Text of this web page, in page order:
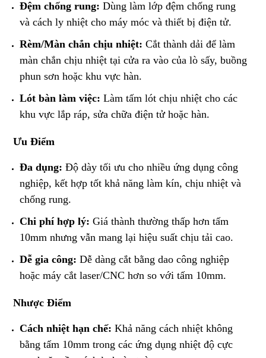
Đệm chống rung: Dùng làm lớp đệm chống rung
và cách ly nhiệt cho máy móc và thiết bị điện tử.
Rèm/Màn chắn chịu nhiệt: Cắt thành dải để làm
màn chắn chịu nhiệt tại cửa ra vào của lò sấy, buồng
phun sơn hoặc khu vực hàn.
Lót bàn làm việc: Làm tấm lót chịu nhiệt cho các
khu vực lắp ráp, sửa chữa điện tử hoặc hàn.
​Ưu Điểm
Đa dụng: Độ dày tối ưu cho nhiều ứng dụng công
nghiệp, kết hợp tốt khả năng làm kín, chịu nhiệt và
chống rung.
Chi phí hợp lý: Giá thành thường thấp hơn tấm
10mm nhưng vẫn mang lại hiệu suất chịu tải cao.
Dễ gia công: Dễ dàng cắt bằng dao công nghiệp
hoặc máy cắt laser/CNC hơn so với tấm 10mm.
​Nhược Điểm
Cách nhiệt hạn chế: Khả năng cách nhiệt không
bằng tấm 10mm trong các ứng dụng nhiệt độ cực